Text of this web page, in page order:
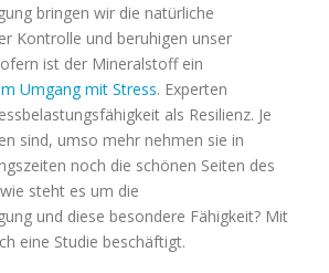
bringen wir die natürliche
Kontrolle und beruhigen unser
ist der Mineralstoff ein
Umgang mit Stress. Experten
als Resilienz. Je
sind, umso mehr nehmen sie in
noch die schönen Seiten des
steht es um die
und diese besondere Fähigkeit? Mit
eine Studie beschäftigt.